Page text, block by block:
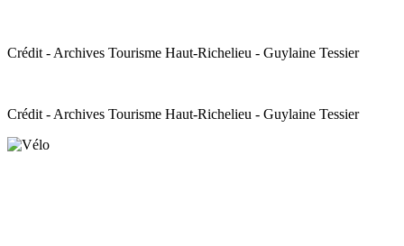
Crédit - Archives Tourisme Haut-Richelieu - Guylaine Tessier
Crédit - Archives Tourisme Haut-Richelieu - Guylaine Tessier